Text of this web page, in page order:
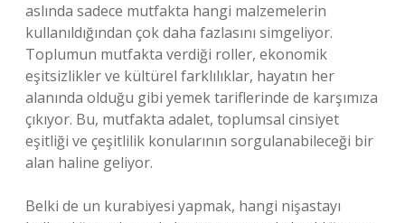
aslında sadece mutfakta hangi malzemelerin
kullanıldığından çok daha fazlasını simgeliyor.
Toplumun mutfakta verdiği roller, ekonomik
eşitsizlikler ve kültürel farklılıklar, hayatın her
alanında olduğu gibi yemek tariflerinde de karşımıza
çıkıyor. Bu, mutfakta adalet, toplumsal cinsiyet
eşitliği ve çeşitlilik konularının sorgulanabileceği bir
alan haline geliyor.
Belki de un kurabiyesi yapmak, hangi nişastayı